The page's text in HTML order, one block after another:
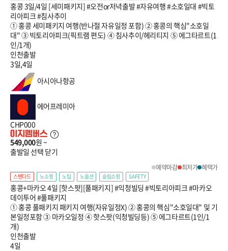
홍콩 3일/4일 [세미패키지] #오전or저녁출발 #자유여행 #소호일대 #빅토
리아피크 #침사추이
① 홍콩 세미패키지 여행(반나절 자유일정 포함) ② 홍콩의 핵심"소호일
대" ③ 빅토리아피크(픽트램 편도) ④ 침사추이/헤리티지 ⑤ 에그타르트(1
인/1개)
인천출발
3일,4일
아시아나항공
에어프레미아
CHP000
549,000원 ~
출발일 선택 닫기
예약마감 최저가 혜택가
스탠다드 노쇼핑 노팁 노옵션 슬림쇼핑 SAFETY
홍콩+마카오 4일 [핫스팟][풀패키지] #익청빌딩 #빅토리아피크 #마카오
데이투어 #풀패키지
① 홍콩 풀패키지 패키지 여행(자유일정X) ② 홍콩의 핵심"소호일대" 및 기
본일정포함 ③ 마카오일정 ④ 핫스팟(익청빌딩등) ⑤ 에그타르트(1인/1
개)
인천출발
4일